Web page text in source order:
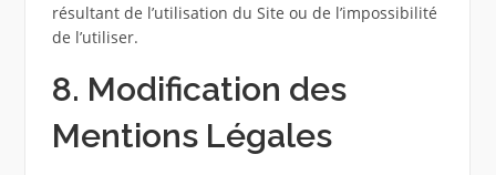
résultant de l’utilisation du Site ou de l’impossibilité
de l’utiliser.
8. Modification des
Mentions Légales